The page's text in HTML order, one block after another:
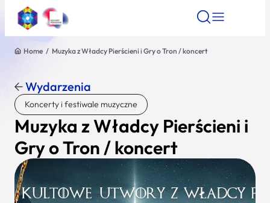
Znajdź atrakcję
Nazwa atrakcji
Miasto
Kategoria
Home / Muzyka z Władcy Pierścieni i Gry o Tron / koncert
Wydarzenia
Koncerty i festiwale muzyczne
Muzyka z Władcy Pierścieni i
Gry o Tron / koncert